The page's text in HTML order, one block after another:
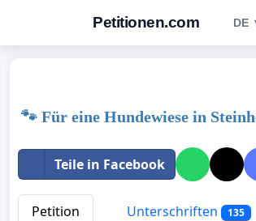
Petitionen.com DE
🐾 Für eine Hundewiese in
Teile in Facebook
Petition Unterschriften 135